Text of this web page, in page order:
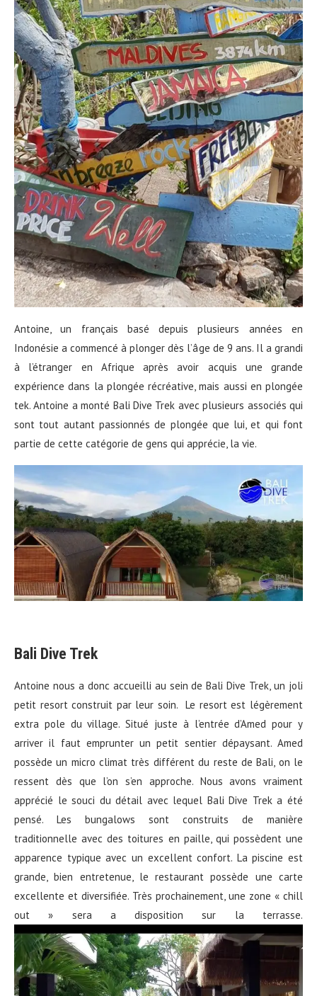
Antoine, un français basé depuis plusieurs années en
Indonésie a commencé à plonger dès l’âge de 9 ans. Il a grandi
à l’étranger en Afrique après avoir acquis une grande
expérience dans la plongée récréative, mais aussi en plongée
tek. Antoine a monté Bali Dive Trek avec plusieurs associés qui
sont tout autant passionnés de plongée que lui, et qui font
partie de cette catégorie de gens qui apprécie, la vie.
Bali Dive Trek
Antoine nous a donc accueilli au sein de Bali Dive Trek, un joli
petit resort construit par leur soin. Le resort est légèrement
extra pole du village. Situé juste à l’entrée d’Amed pour y
arriver il faut emprunter un petit sentier dépaysant. Amed
possède un micro climat très différent du reste de Bali, on le
ressent dès que l’on s’en approche. Nous avons vraiment
apprécié le souci du détail avec lequel Bali Dive Trek a été
pensé. Les bungalows sont construits de manière
traditionnelle avec des toitures en paille, qui possèdent une
apparence typique avec un excellent confort. La piscine est
grande, bien entretenue, le restaurant possède une carte
excellente et diversifiée. Très prochainement, une zone « chill
out » sera a disposition sur la terrasse.